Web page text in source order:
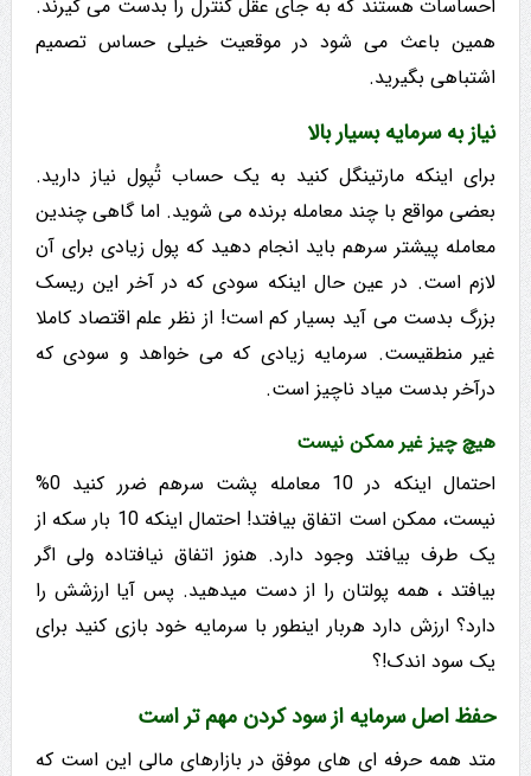
احساسات هستند که به جای عقل کنترل را بدست می گیرند.
همین باعث می شود در موقعیت خیلی حساس تصمیم
اشتباهی بگیرید.
نیاز به سرمایه بسیار بالا
برای اینکه مارتینگل کنید به یک حساب تُپول نیاز دارید.
بعضی مواقع با چند معامله برنده می شوید. اما گاهی چندین
معامله پیشتر سرهم باید انجام دهید که پول زیادی برای آن
لازم است. در عین حال اینکه سودی که در آخر این ریسک
بزرگ بدست می آید بسیار کم است! از نظر علم اقتصاد کاملا
غیر منطقیست. سرمایه زیادی که می خواهد و سودی که
درآخر بدست میاد ناچیز است.
هیچ چیز غیر ممکن نیست
احتمال اینکه در 10 معامله پشت سرهم ضرر کنید 0%
نیست، ممکن است اتفاق بیافتد! احتمال اینکه 10 بار سکه از
یک طرف بیافتد وجود دارد. هنوز اتفاق نیافتاده ولی اگر
بیافتد ، همه پولتان را از دست میدهید. پس آیا ارزشش را
دارد؟ ارزش دارد هربار اینطور با سرمایه خود بازی کنید برای
یک سود اندک!؟
حفظ اصل سرمایه از سود کردن مهم تر است
متد همه حرفه ای های موفق در بازارهای مالی این است که